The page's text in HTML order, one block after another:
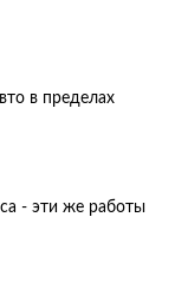
в пределах
- эти же работы